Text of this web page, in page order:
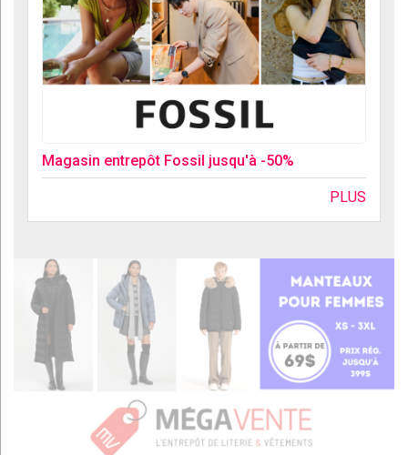
Magasin entrepôt Fossil jusqu'à -50%
PLUS